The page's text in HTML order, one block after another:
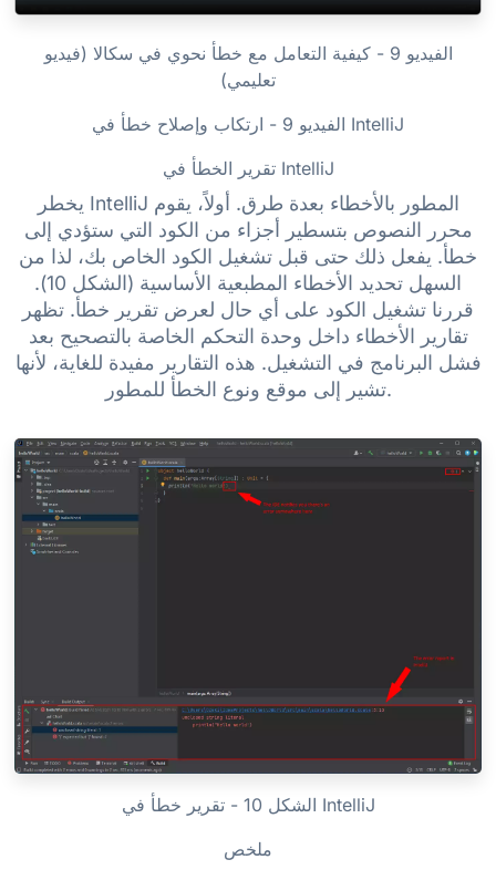
الفيديو 9 - كيفية التعامل مع خطأ نحوي في سكالا (فيديو
تعليمي)
الفيديو 9 - ارتكاب وإصلاح خطأ في IntelliJ
تقرير الخطأ في IntelliJ
يخطر IntelliJ المطور بالأخطاء بعدة طرق. أولاً، يقوم
محرر النصوص بتسطير أجزاء من الكود التي ستؤدي إلى
خطأ. يفعل ذلك حتى قبل تشغيل الكود الخاص بك، لذا من
السهل تحديد الأخطاء المطبعية الأساسية (الشكل 10).
قررنا تشغيل الكود على أي حال لعرض تقرير خطأ. تظهر
تقارير الأخطاء داخل وحدة التحكم الخاصة بالتصحيح بعد
فشل البرنامج في التشغيل. هذه التقارير مفيدة للغاية، لأنها
تشير إلى موقع ونوع الخطأ للمطور.
الشكل 10 - تقرير خطأ في IntelliJ
ملخص